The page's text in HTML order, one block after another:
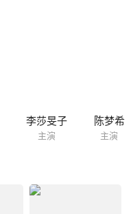
李莎旻子
主演
陈梦希
主演